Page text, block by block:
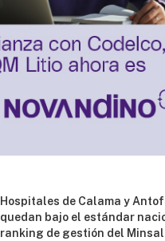
Hospitales de Calama y
quedan bajo el estándar
ranking de gestión del Minsal